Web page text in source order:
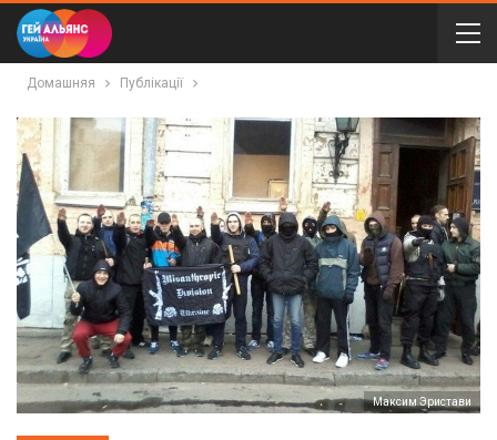
Домашняя Публікації
Максим Эристави